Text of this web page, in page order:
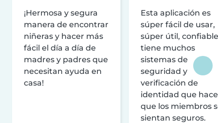
¡Hermosa y segura
manera de encontrar
niñeras y hacer más
fácil el día a día de
madres y padres que
necesitan ayuda en
casa!
Esta aplicación es
súper fácil de usar,
súper útil,
tiene muchos
sistemas de
seguridad y
verificación de
identidad que
que los miembros
sientan seguros.